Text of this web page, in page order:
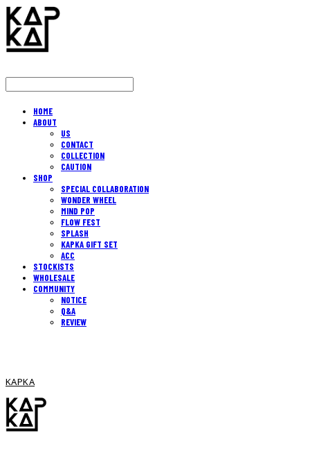
HOME
ABOUT
US
CONTACT
COLLECTION
CAUTION
SHOP
SPECIAL COLLABORATION
WONDER WHEEL
MIND POP
FLOW FEST
SPLASH
KAPKA GIFT SET
ACC
STOCKISTS
WHOLESALE
COMMUNITY
NOTICE
Q&A
REVIEW
KAPKA